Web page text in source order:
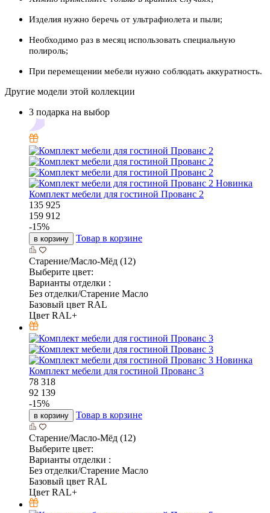
Изделия нужно беречь от ультрафиолета и пыли;
Необходимо раз в месяц использовать специальную
полироль;
При перемещении мебели нужно соблюдать аккуратность.
Другие модели этой коллекции
3 подарка на выбор
Новинка
Комплект мебели для гостиной Прованс 2
135 925
159 912
-15%
в корзину Товар в корзине
Старение/Масло-Мёд (12)
Выберите цвет:
Варианты отделки :
Без отделки/Старение Масло
Базовый цвет RAL
Цвет RAL+
Новинка
Комплект мебели для гостиной Прованс 3
78 318
92 139
-15%
в корзину Товар в корзине
Старение/Масло-Мёд (12)
Выберите цвет:
Варианты отделки :
Без отделки/Старение Масло
Базовый цвет RAL
Цвет RAL+